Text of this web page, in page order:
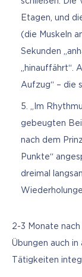
Etagen, und
(die Muskeln
Sekunden
„hinauffährt“.
Aufzug“ – die
„Im
gebeugten
nach dem
Punkte“
dreimal
2-3 Monate
Übungen auch
Tätigkeiten